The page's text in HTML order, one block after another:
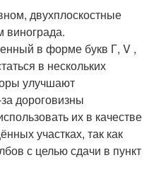
двухплоскостные
винограда.
в форме букв Г, V ,
в нескольких
улучшают
дороговизны
их в качестве
участках, так как
с целью сдачи в пункт